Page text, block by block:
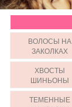
ВОЛОСЫ НА
ЗАКОЛКАХ
ХВОСТЫ
ШИНЬОНЫ
ТЕМЕННЫЕ